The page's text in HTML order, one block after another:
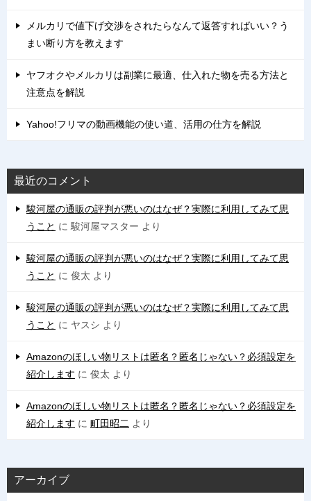
メルカリで値下げ交渉をされたらなんて返答すればいい？う
まい断り方を教えます
ヤフオクやメルカリは副業に最適、仕入れた物を売る方法と
注意点を解説
Yahoo!フリマの動画機能の使い道、活用の仕方を解説
最近のコメント
駿河屋の通販の評判が悪いのはなぜ？実際に利用してみて思
うこと に 駿河屋マスター より
駿河屋の通販の評判が悪いのはなぜ？実際に利用してみて思
うこと に 俊太 より
駿河屋の通販の評判が悪いのはなぜ？実際に利用してみて思
うこと に ヤスシ より
Amazonのほしい物リストは匿名？匿名じゃない？必須設定を
紹介します に 俊太 より
Amazonのほしい物リストは匿名？匿名じゃない？必須設定を
紹介します に 町田昭二 より
アーカイブ